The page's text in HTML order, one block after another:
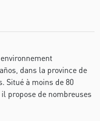
dans la province de
Situé à moins de 80
propose de nombreuses